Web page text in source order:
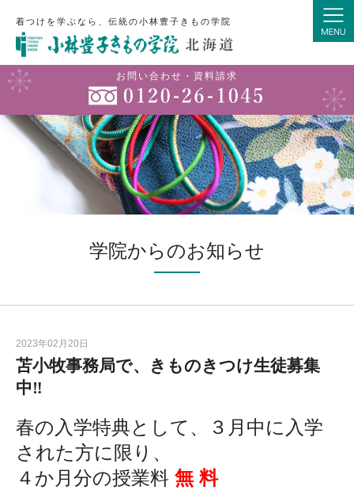
着つけを学ぶなら、伝統の小林豊子きもの学院
お問い合わせ・資料請求
学院からのお知らせ
2023年02月20日
苫小牧事務局で、きものきつけ生徒募集
中‼
春の入学特典として、３月中に入学
された方に限り、
４か月分の授業料 無 料